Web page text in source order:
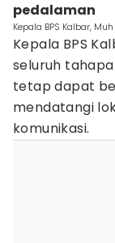
pedalaman
Kepala BPS Kalbar,
Kepala BPS
seluruh
tetap dapat
mendatangi
komunikasi.